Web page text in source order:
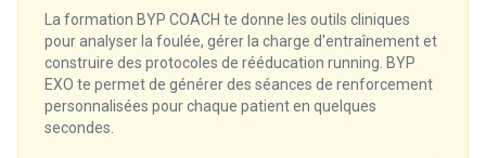
La formation BYP COACH te donne les outils cliniques
pour analyser la foulée, gérer la charge d'entraînement et
construire des protocoles de rééducation running. BYP
EXO te permet de générer des séances de renforcement
personnalisées pour chaque patient en quelques
secondes.